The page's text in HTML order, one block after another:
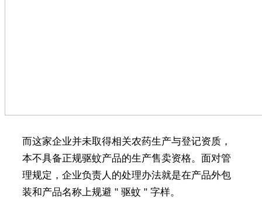
而这家企业并未取得相关农药生产与登记资质，
本不具备正规驱蚊产品的生产售卖资格。面对管
理规定，企业负责人的处理办法就是在产品外包
装和产品名称上规避 " 驱蚊 " 字样。